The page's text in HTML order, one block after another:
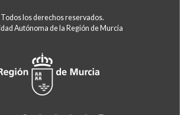
los derechos reservados.
Autónoma de la Región de Murcia